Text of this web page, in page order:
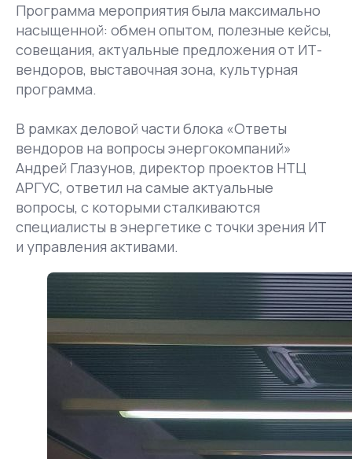
Программа мероприятия была максимально
насыщенной: обмен опытом, полезные кейсы,
совещания, актуальные предложения от ИТ-
вендоров, выставочная зона, культурная
программа.
В рамках деловой части блока «Ответы
вендоров на вопросы энергокомпаний»
Андрей Глазунов, директор проектов НТЦ
АРГУС, ответил на самые актуальные
вопросы, с которыми сталкиваются
специалисты в энергетике с точки зрения ИТ
и управления активами.